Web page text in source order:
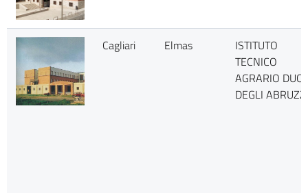
Cagliari Elmas
ISTITUTO
TECNICO
AGRARIO
DEGLI ABRUZZI